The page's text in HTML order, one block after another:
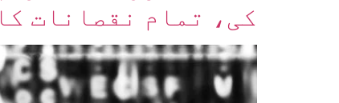
کی، تمام نقصانات کا 60 فیصد: سیریٹک